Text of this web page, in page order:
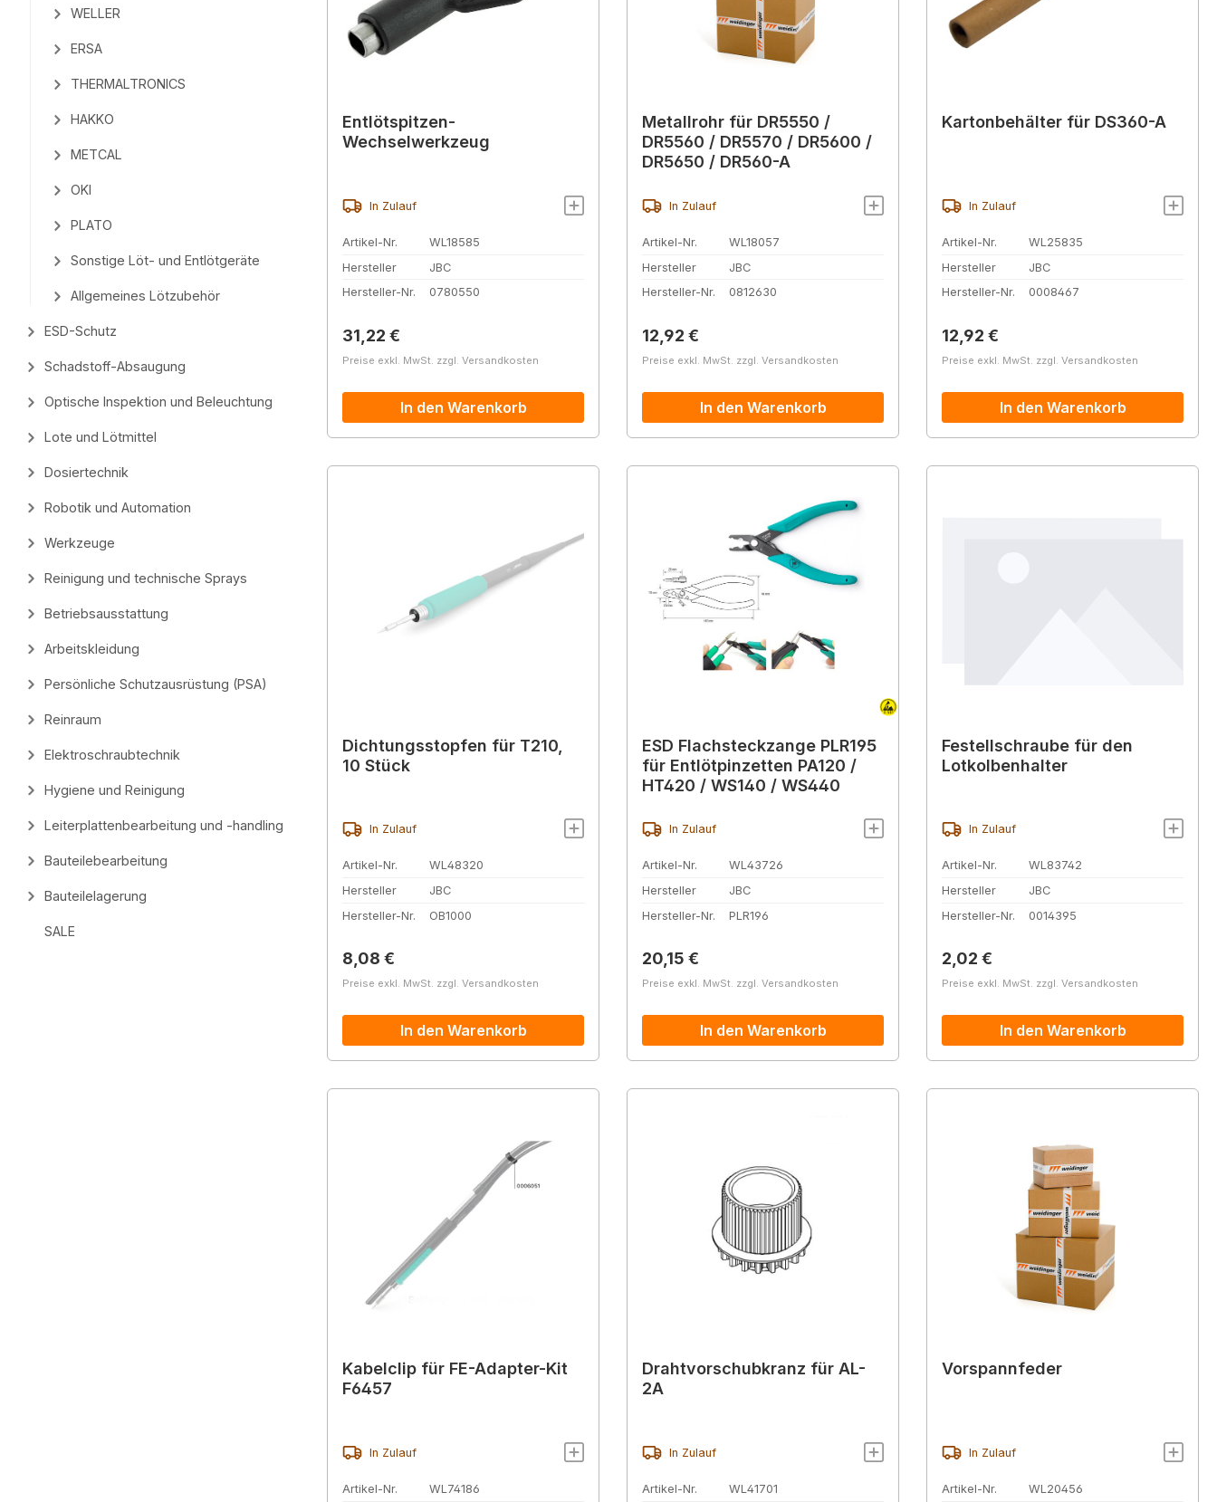
WELLER
ERSA
THERMALTRONICS
HAKKO
METCAL
OKI
PLATO
Sonstige Löt- und Entlötgeräte
Allgemeines Lötzubehör
ESD-Schutz
Schadstoff-Absaugung
Optische Inspektion und Beleuchtung
Lote und Lötmittel
Dosiertechnik
Robotik und Automation
Werkzeuge
Reinigung und technische Sprays
Betriebsausstattung
Arbeitskleidung
Persönliche Schutzausrüstung (PSA)
Reinraum
Elektroschraubtechnik
Hygiene und Reinigung
Leiterplattenbearbeitung und -handling
Bauteilebearbeitung
Bauteilelagerung
SALE
Entlötspitzen-
Wechselwerkzeug
In Zulauf
Artikel-Nr.
WL18585
Hersteller
JBC
Hersteller-Nr.
0780550
Regulärer Preis:
31,22 €
Preise exkl. MwSt. zzgl. Versandkosten
In den Warenkorb
Metallrohr für DR5550 /
DR5560 / DR5570 / DR5600 /
DR5650 / DR560-A
In Zulauf
Artikel-Nr.
WL18057
Hersteller
JBC
Hersteller-Nr.
0812630
Regulärer Preis:
12,92 €
Preise exkl. MwSt. zzgl. Versandkosten
In den Warenkorb
Kartonbehälter für DS360-A
In Zulauf
Artikel-Nr.
WL25835
Hersteller
JBC
Hersteller-Nr.
0008467
Regulärer Preis:
12,92 €
Preise exkl. MwSt. zzgl. Versandkosten
In den Warenkorb
Dichtungsstopfen für T210,
10 Stück
In Zulauf
Artikel-Nr.
WL48320
Hersteller
JBC
Hersteller-Nr.
OB1000
Regulärer Preis:
8,08 €
Preise exkl. MwSt. zzgl. Versandkosten
In den Warenkorb
ESD Flachsteckzange PLR195
für Entlötpinzetten PA120 /
HT420 / WS140 / WS440
In Zulauf
Artikel-Nr.
WL43726
Hersteller
JBC
Hersteller-Nr.
PLR196
Regulärer Preis:
20,15 €
Preise exkl. MwSt. zzgl. Versandkosten
In den Warenkorb
Festellschraube für den
Lotkolbenhalter
In Zulauf
Artikel-Nr.
WL83742
Hersteller
JBC
Hersteller-Nr.
0014395
Regulärer Preis:
2,02 €
Preise exkl. MwSt. zzgl. Versandkosten
In den Warenkorb
Kabelclip für FE-Adapter-Kit
F6457
In Zulauf
Artikel-Nr. WL74186
Drahtvorschubkranz für AL-
2A
In Zulauf
Artikel-Nr. WL41701
Vorspannfeder
In Zulauf
Artikel-Nr. WL20456